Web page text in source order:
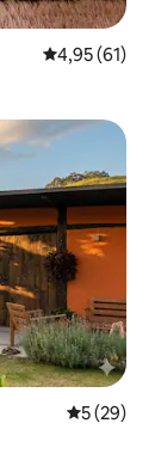
Évaluation
4,95 (61)
5 (29)